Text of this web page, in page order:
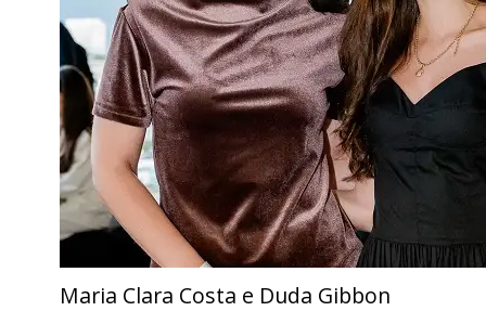
Maria Clara Costa e Duda Gibbon